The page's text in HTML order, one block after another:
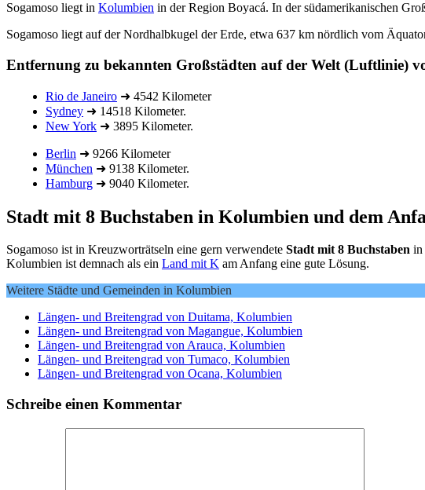
Sogamoso liegt in Kolumbien in der Region Boyacá. In der südamerikanischen
Sogamoso liegt auf der Nordhalbkugel der Erde, etwa 637 km nördlich vom
Entfernung zu bekannten Großstädten auf der Welt (Luftlinie)
Rio de Janeiro ➜ 4542 Kilometer
Sydney ➜ 14518 Kilometer.
New York ➜ 3895 Kilometer.
Berlin ➜ 9266 Kilometer
München ➜ 9138 Kilometer.
Hamburg ➜ 9040 Kilometer.
Stadt mit 8 Buchstaben in Kolumbien und dem
Sogamoso ist in Kreuzworträtseln eine gern verwendete Stadt mit 8 Buchstaben in
Kolumbien ist demnach als ein Land mit K am Anfang eine gute Lösung.
Weitere Städte und Gemeinden in Kolumbien
Längen- und Breitengrad von Duitama, Kolumbien
Längen- und Breitengrad von Magangue, Kolumbien
Längen- und Breitengrad von Arauca, Kolumbien
Längen- und Breitengrad von Tumaco, Kolumbien
Längen- und Breitengrad von Ocana, Kolumbien
Schreibe einen Kommentar